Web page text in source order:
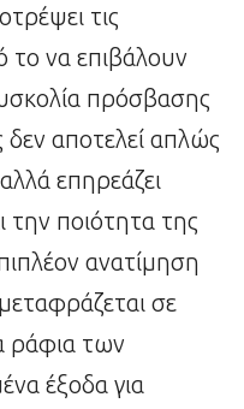
τις
το να επιβάλουν
πρόσβασης
δεν αποτελεί απλώς
επηρεάζει
την ποιότητα της
ανατίμηση
σε
ράφια των
έξοδα για